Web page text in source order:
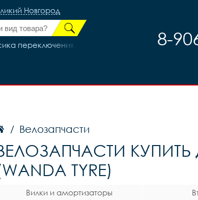
Новгород
переключения, 4мм, Lorak цена за 1м. (Бухта-
8-
/ Велозапчасти
TYRE)
Вилки и амортизаторы